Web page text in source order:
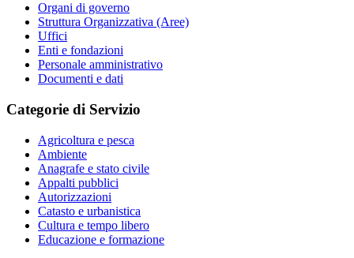
Organi di governo
Struttura Organizzativa (Aree)
Uffici
Enti e fondazioni
Personale amministrativo
Documenti e dati
Categorie di Servizio
Agricoltura e pesca
Ambiente
Anagrafe e stato civile
Appalti pubblici
Autorizzazioni
Catasto e urbanistica
Cultura e tempo libero
Educazione e formazione